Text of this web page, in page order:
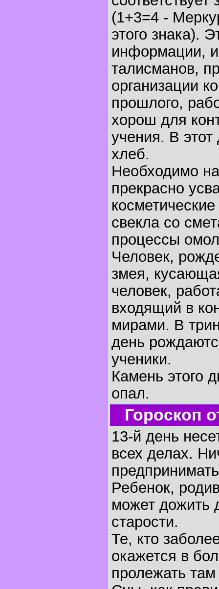
(1+3=4 -
этого знака).
информации,
талисманов,
организации
прошлого,
хорош для
учения. В этот
хлеб.
Необходимо
прекрасно
свекла со
процессы
Человек,
змея,
человек,
входящий в
мирами. В
день
ученики.
Камень этого
опал.
Гороскоп
13-й день
всех делах.
Ребенок,
может дожить
старости.
Те, кто
окажется в
пролежать там